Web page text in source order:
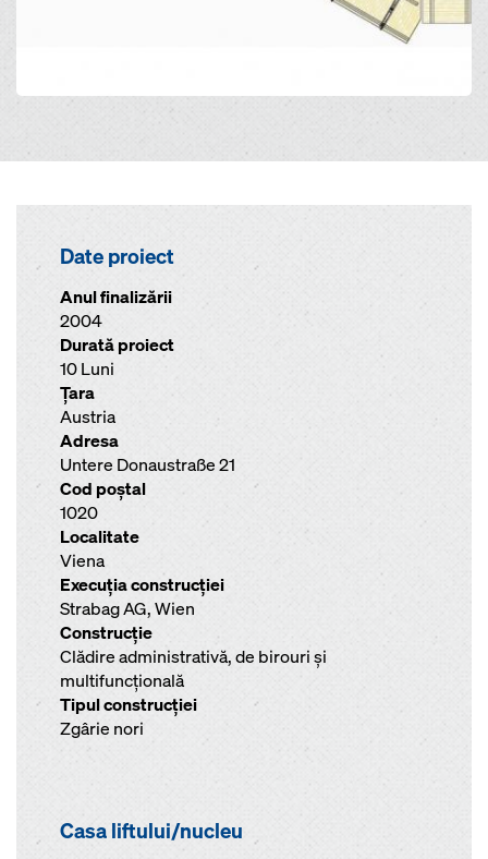
Date proiect
Anul finalizării
2004
Durată proiect
10 Luni
Ţara
Austria
Adresa
Untere Donaustraße 21
Cod poştal
1020
Localitate
Viena
Execuţia construcţiei
Strabag AG, Wien
Construcţie
Clădire administrativă, de birouri şi
multifuncţională
Tipul construcţiei
Zgârie nori
Casa liftului/nucleu